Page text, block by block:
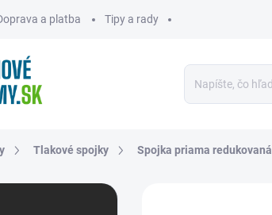
a platba Tipy a rady
Tlakové spojky Spojka priama redukovaná